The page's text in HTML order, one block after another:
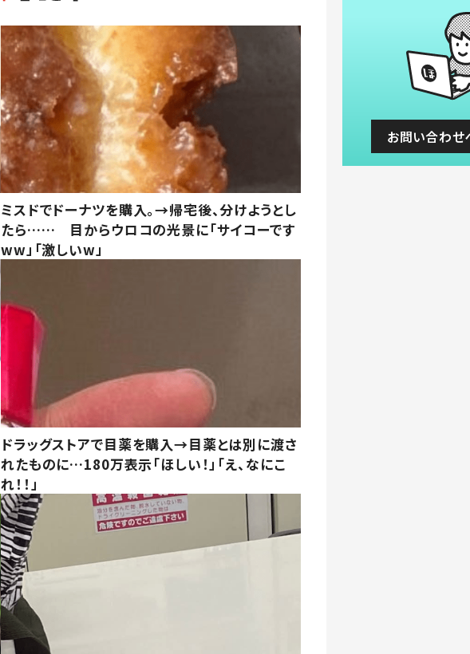
ミスドでドーナツを購入。→帰宅後、分けようとし
たら…… 目からウロコの光景に「サイコーです
ww」「激しいw」
ドラッグストアで目薬を購入→目薬とは別に渡さ
れたものに…180万表示「ほしい！」「え、なにこ
れ！！」
お問い合わせ